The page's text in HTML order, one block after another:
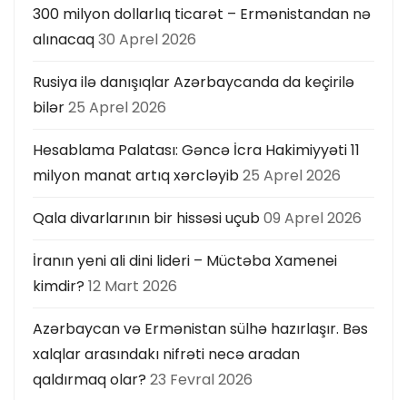
300 milyon dollarlıq ticarət – Ermənistandan nə
alınacaq30 Aprel 2026
Rusiya ilə danışıqlar Azərbaycanda da keçirilə
bilər25 Aprel 2026
Hesablama Palatası: Gəncə İcra Hakimiyyəti 11
milyon manat artıq xərcləyib25 Aprel 2026
Qala divarlarının bir hissəsi uçub09 Aprel 2026
İranın yeni ali dini lideri – Müctəba Xamenei
kimdir? 12 Mart 2026
Azərbaycan və Ermənistan sülhə hazırlaşır. Bəs
xalqlar arasındakı nifrəti necə aradan
qaldırmaq olar? 23 Fevral 2026